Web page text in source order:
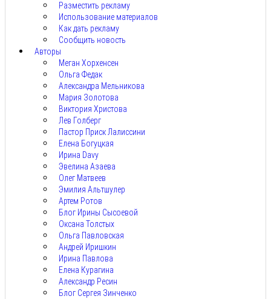
Разместить рекламу
Использование материалов
Как дать рекламу
Сообщить новость
Авторы
Меган Хорхенсен
Ольга Федак
Александра Мельникова
Мария Золотова
Виктория Христова
Лев Голберг
Пастор Приск Лалиссини
Елена Богуцкая
Ирина Davy
Эвелина Азаева
Олег Матвеев
Эмилия Альтшулер
Артем Ротов
Блог Ирины Сысоевой
Оксана Толстых
Ольга Павловская
Андрей Иришкин
Ирина Павлова
Елена Курагина
Александр Ресин
Блог Сергея Зинченко